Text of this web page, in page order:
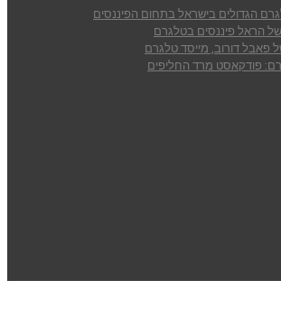
הגדולים בישראל בתחום הפיננסים
הראל פיננסים בטלגרם
פאבל דורוב, מייסד טלגרם
פודקאסט מרד החליפים